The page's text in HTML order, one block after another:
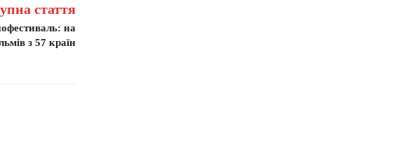
стаття
на
з 57 країн